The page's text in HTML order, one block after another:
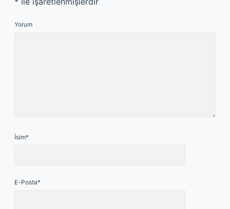
Yorum
İsim*
E-Posta*